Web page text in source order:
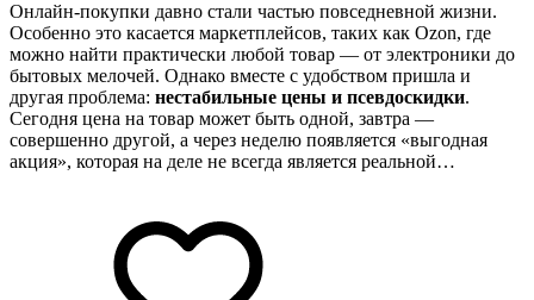
Онлайн-покупки давно стали частью повседневной жизни.
Особенно это касается маркетплейсов, таких как Ozon, где
можно найти практически любой товар — от электроники до
бытовых мелочей. Однако вместе с удобством пришла и
другая проблема: нестабильные цены и псевдоскидки.
Сегодня цена на товар может быть одной, завтра —
совершенно другой, а через неделю появляется «выгодная
акция», которая на деле не всегда является реальной…